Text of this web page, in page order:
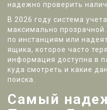
надежно проверить
В 2026 году система
максимально
по инстанциям или
ящика, которое часто
информация доступна в
куда смотреть и какие
поиска.
Самый